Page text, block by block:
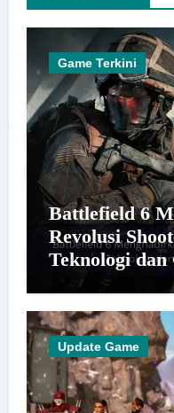
Game Terkini
Battlefield 6
Revolusi
Teknologi dan
Baru
Update Game